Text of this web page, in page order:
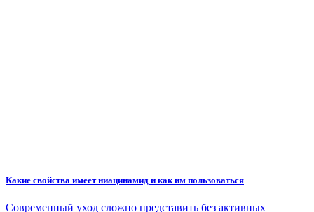
Какие свойства имеет ниацинамид и как им пользоваться
Современный уход сложно представить без активных